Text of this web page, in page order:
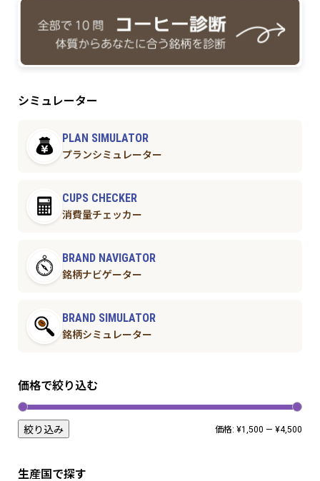
シミュレーター
PLAN SIMULATOR
プランシミュレーター
CUPS CHECKER
消費量チェッカー
BRAND NAVIGATOR
銘柄ナビゲーター
BRAND SIMULATOR
銘柄シミュレーター
価格で絞り込む
絞り込み 価格:¥1,500 —¥4,500
生産国で探す